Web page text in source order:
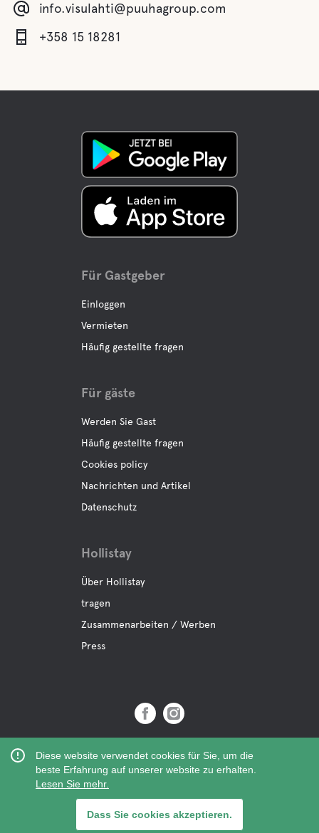
Diese website verwendet cookies für Sie, um die
beste Erfahrung auf unserer website zu erhalten.
Lesen Sie mehr.
Dass Sie cookies akzeptieren.
info.visulahti@puuhagroup.com
+358 15 18281
Für Gastgeber
Einloggen
Vermieten
Häufig gestellte fragen
Für gäste
Werden Sie Gast
Häufig gestellte fragen
Cookies policy
Nachrichten und Artikel
Datenschutz
Hollistay
Über Hollistay
tragen
Zusammenarbeiten / Werben
Press